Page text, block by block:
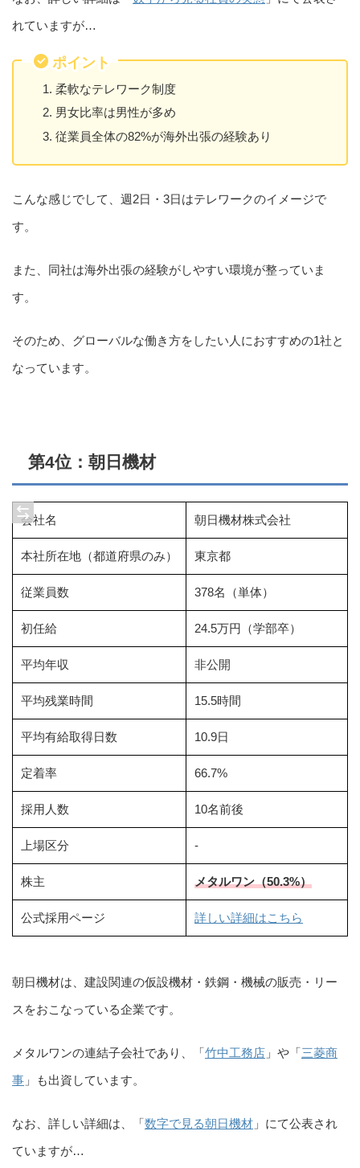
れていますが…
ポイント
柔軟なテレワーク制度
男女比率は男性が多め
従業員全体の82%が海外出張の経験あり
こんな感じでして、週2日・3日はテレワークのイメージで
す。
また、同社は海外出張の経験がしやすい環境が整っていま
す。
そのため、グローバルな働き方をしたい人におすすめの1社と
なっています。
第4位：朝日機材
会社名 朝日機材株式会社
本社所在地（都道府県のみ） 東京都
従業員数 378名（単体）
初任給 24.5万円（学部卒）
平均年収 非公開
平均残業時間 15.5時間
平均有給取得日数 10.9日
定着率 66.7%
採用人数 10名前後
上場区分 -
株主 メタルワン（50.3%）
公式採用ページ 詳しい詳細はこちら
朝日機材は、建設関連の仮設機材・鉄鋼・機械の販売・リー
スをおこなっている企業です。
メタルワンの連結子会社であり、「竹中工務店 」や「三菱商
事 」も出資しています。
なお、詳しい詳細は、「数字で見る朝日機材 」にて公表され
ていますが…